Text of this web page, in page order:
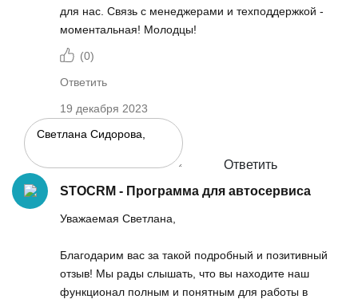
для нас. Связь с менеджерами и техподдержкой -
моментальная! Молодцы!
(0)
Ответить
19 декабря 2023
Ответить
STOCRM - Программа для автосервиса
Уважаемая Светлана,
Благодарим вас за такой подробный и позитивный
отзыв! Мы рады слышать, что вы находите наш
функционал полным и понятным для работы в